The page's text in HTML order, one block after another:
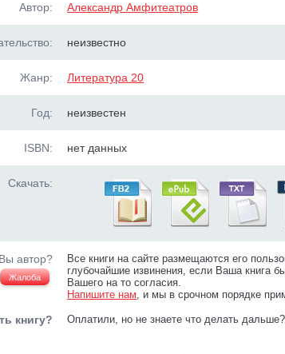
Автор: Александр Амфитеатров
неизвестно
Жанр: Литература 20
Год: неизвестен
ISBN: нет данных
Скачать:
Вы автор?
Жалоба
Все книги на сайте размещаются его
глубочайшие извинения, если Ваша книга
Вашего на то согласия.
Напишите нам, и мы в срочном порядке
книгу? Оплатили, но не знаете что делать дальше?